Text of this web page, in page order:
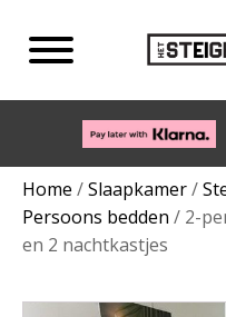
Eigen bezorgdienst
Home /Slaapkamer/
Persoons bedden / 2-
en 2 nachtkastjes